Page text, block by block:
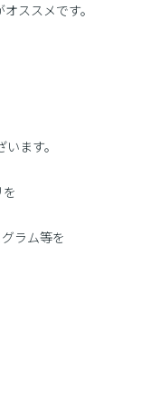
ススメです。
ます。
ラム等を